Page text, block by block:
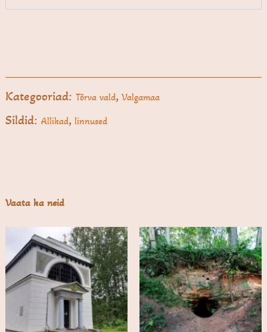
Kategooriad:Tõrva vald,Valgamaa
Sildid:Allikad,linnused
Vaata ka neid